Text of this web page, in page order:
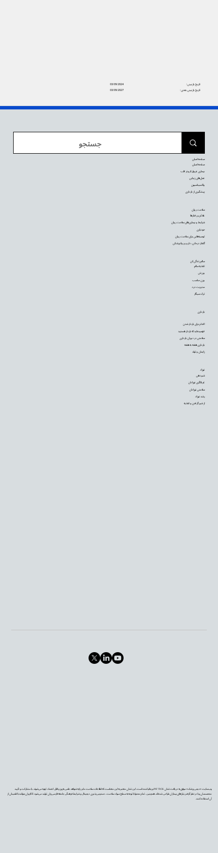
03/09/2024
تاریخ بازبینی:
03/09/2027
تاریخ بازبینی بعدی:
وب‌سایت «دیجی‌پزشک» موفق به دریافت نشان PIF TICK بریتانیا شده است. این نشان معتبر به این معناست که اطلاعات سلامت ما بر پایه شواهد علمی به‌روز و قابل اعتماد تهیه می‌شوند، با مشارکت و تأیید
متخصصان و با در نظر گرفتن نیازهای بیماران طراحی شده‌اند. همچنین، تمام محتوا با توجه به سطح سواد سلامت، دسترس‌پذیری دیجیتال و شرایط فرهنگی جامعه فارسی‌زبان تولید می‌شود تا کاربران بتوانند با اطمینان از
آن استفاده کنند.
نوزاد
شیردهی
غربالگری نوزادان
سلامتی نوزادان
رشد نوزاد
از شیر گرفتن و تغذیه
بارداری
اقدام برای باردار شدن
فهمیده‌اید که باردار هستید
سلامتی در دوران بارداری
بارداری هفته به هفته
زایمان و تولد
سالم زندگی کن
تغذیه سالم
ورزش
وزن مناسب
مدیریت درد
ترک سیگار
سلامت روان
علائم و رفتارها
شرایط و بیماری‌های سلامت روان
خودیاری
توصیه‌‌هایی برای سلامت روان
گفتار درمانی، دارو و روانپزشکی
صفحه اصلی
صفحه اصلی
بیماری عروق کرونر قلب
عمل‌های زیبایی
واکسیناسیون
پیشگیری از بارداری